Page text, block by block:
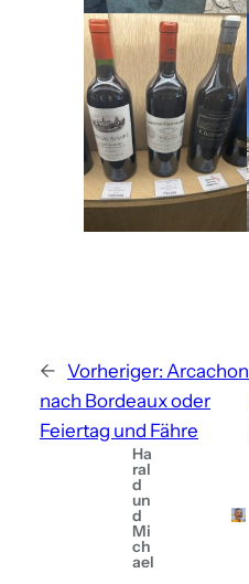
← Vorheriger: Arcachon
nach Bordeaux oder
Feiertag und Fähre
Ha
ral
d
un
d
Mi
ch
ael